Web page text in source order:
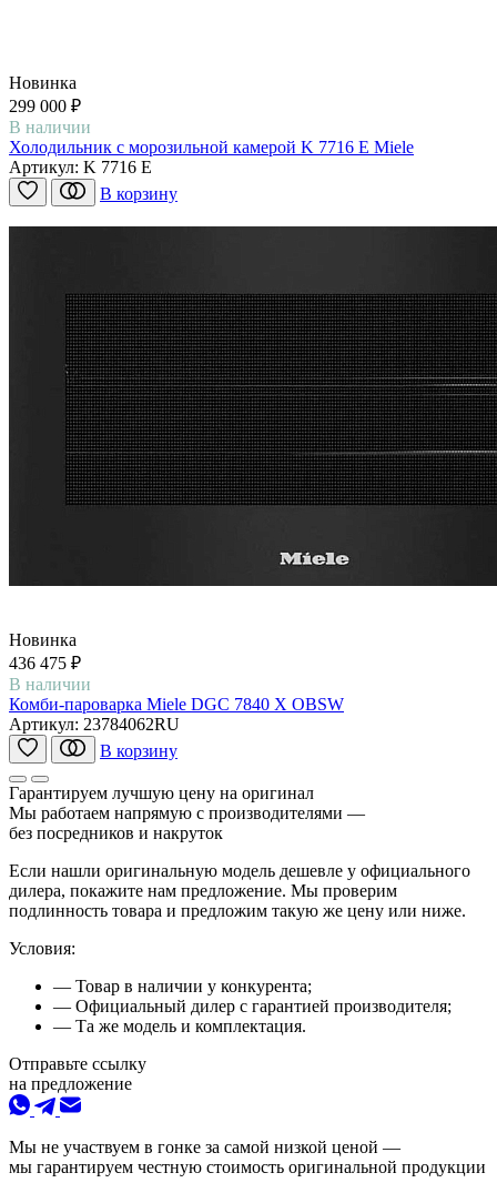
Новинка
299 000 ₽
В наличии
Холодильник с морозильной камерой K 7716 E Miele
Артикул: K 7716 E
В корзину
Новинка
436 475 ₽
В наличии
Комби-пароварка Miele DGC 7840 X OBSW
Артикул: 23784062RU
В корзину
Гарантируем лучшую цену на оригинал
Мы работаем напрямую с производителями —
без посредников и накруток
Если нашли оригинальную модель дешевле у официального
дилера, покажите нам предложение. Мы проверим
подлинность товара и предложим такую же цену или ниже.
Условия:
— Товар в наличии у конкурента;
— Официальный дилер с гарантией производителя;
— Та же модель и комплектация.
Отправьте ссылку
на предложение
Мы не участвуем в гонке за самой низкой ценой —
мы гарантируем честную стоимость оригинальной продукции